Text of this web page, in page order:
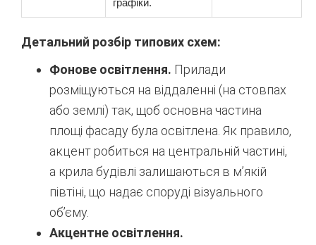
графіки.
Детальний розбір типових схем:
Фонове освітлення. Прилади
розміщуються на віддаленні (на стовпах
або землі) так, щоб основна частина
площі фасаду була освітлена. Як правило,
акцент робиться на центральній частині,
а крила будівлі залишаються в м’якій
півтіні, що надає споруді візуального
об’єму.
Акцентне освітлення.